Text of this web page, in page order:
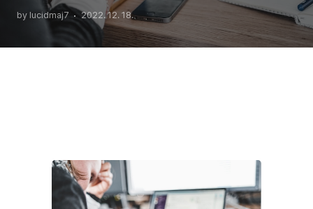
by lucidmaj7 2022. 12. 18.